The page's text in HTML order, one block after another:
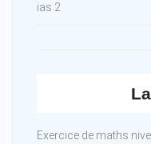
ias 2
Exercice de maths